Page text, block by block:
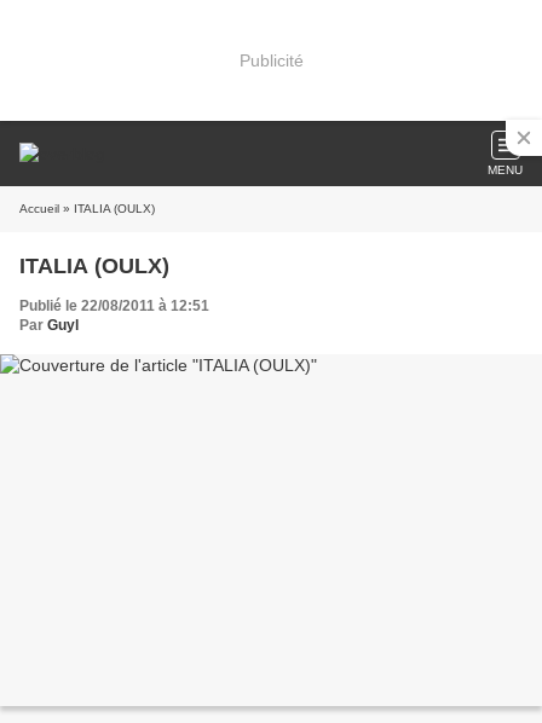
Publicité
MENU
Accueil » ITALIA (OULX)
ITALIA (OULX)
Publié le 22/08/2011 à 12:51
Par Guyl